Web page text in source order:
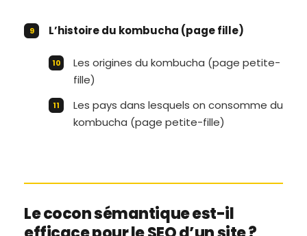
L’histoire du kombucha (page fille)
Les origines du kombucha (page petite-
fille)
Les pays dans lesquels on consomme du
kombucha (page petite-fille)
Le cocon sémantique est-il